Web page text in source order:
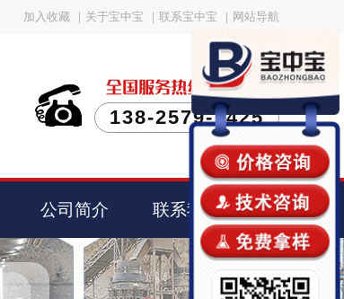
加入收藏 关于宝中宝 联系宝中宝 网站导航
138-2579-1425
公司简介 联系我们